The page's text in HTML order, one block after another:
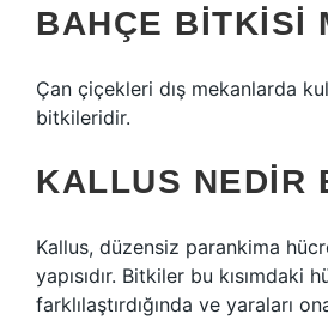
BAHÇE BITKISI
Çan çiçekleri dış mekanlarda
bitkileridir.
KALLUS NEDIR
Kallus, düzensiz parankima
yapısıdır. Bitkiler bu kısımdaki
farklılaştırdığında ve yaraları